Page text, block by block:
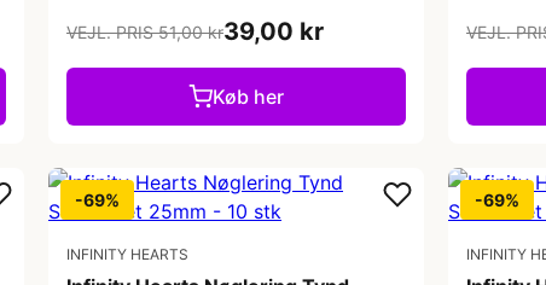
VEJL. PRIS 51,00 kr39,00 kr
Køb her
VEJL.
-69%
INFINITY HEARTS
-69%
INFINITY